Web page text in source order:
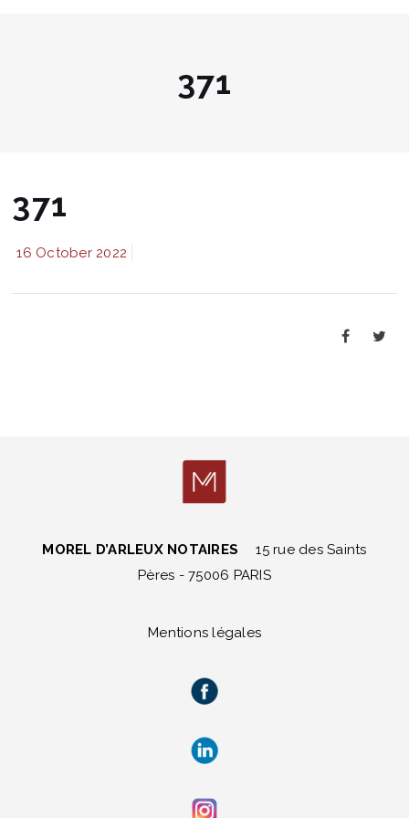
371
371
16 October 2022
MOREL D’ARLEUX NOTAIRES
15 rue des Saints
Pères - 75006 PARIS
Mentions légales